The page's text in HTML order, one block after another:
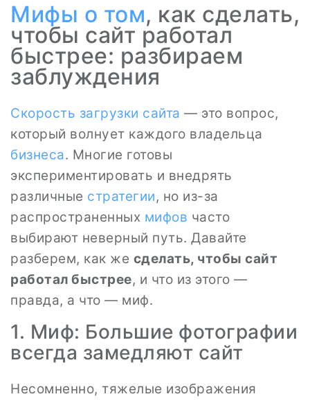
Мифы о том, как сделать,
чтобы сайт работал
быстрее: разбираем
заблуждения
Скорость загрузки сайта — это вопрос,
который волнует каждого владельца
бизнеса. Многие готовы
экспериментировать и внедрять
различные стратегии, но из-за
распространенных мифов часто
выбирают неверный путь. Давайте
разберем, как же сделать, чтобы сайт
работал быстрее, и что из этого —
правда, а что — миф.
1. Миф: Большие фотографии
всегда замедляют сайт
Несомненно, тяжелые изображения